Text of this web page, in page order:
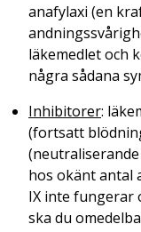
anafylaxi (en
läkemedlet och
några sådana
Inhibitorer:
(fortsatt
hos okänt antal
IX inte fungerar
ska du